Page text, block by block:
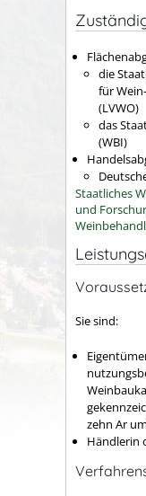
die
für
(LVWO)
das
(WBI)
Staatliches
und
Sie sind:
zehn Ar
Händlerin